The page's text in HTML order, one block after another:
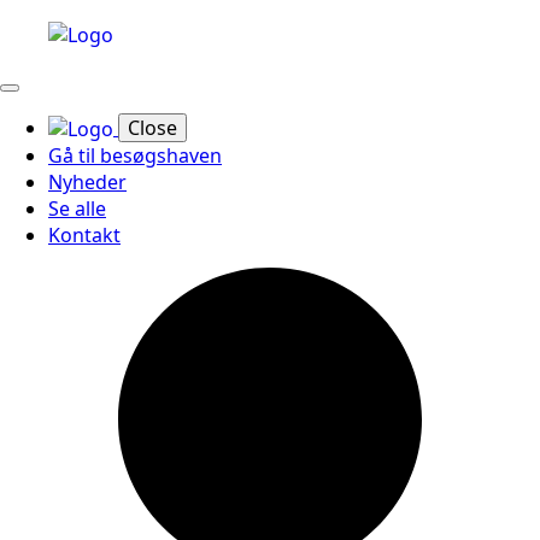
Close
Gå til besøgshaven
Nyheder
Se alle
Kontakt